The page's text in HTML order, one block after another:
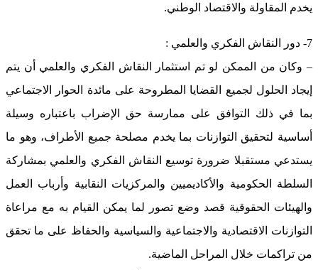
يخدم المقاولة والاقتصاد الوطني.
7- دور النقاش الفكري والعلمي :
– وكان من الممكن لو تم استثمار النقاش الفكري والعلمي أن يتم
إيجاد الحلول لجميع القضايا المطروحة على مائدة الحوار الاجتماعي
بما في ذلك التوافق على ممارسة حق الإضراب باعتباره وسيلة
أساسية لتحقيق التوازنات بما يخدم مصلحة جميع الأطراف، وهو ما
يستدعي مستقبلا ضرورة توسيع النقاش الفكري والعلمي بمشاركة
السلطة الحكومية والأكاديميين والمركزيات النقابية وأرباب العمل
والهيئات الحقوقية قصد وضع تصور لما يمكن القيام به مع مراعاة
التوازنات الاقتصادية والاجتماعية والسياسية والحفاظ على ما تحقق
من تراكمات خلال المراحل الماضية.